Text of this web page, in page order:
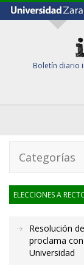
Boletín diario
Categorías
ELECCIONES A
Resolución
proclama
Universidad